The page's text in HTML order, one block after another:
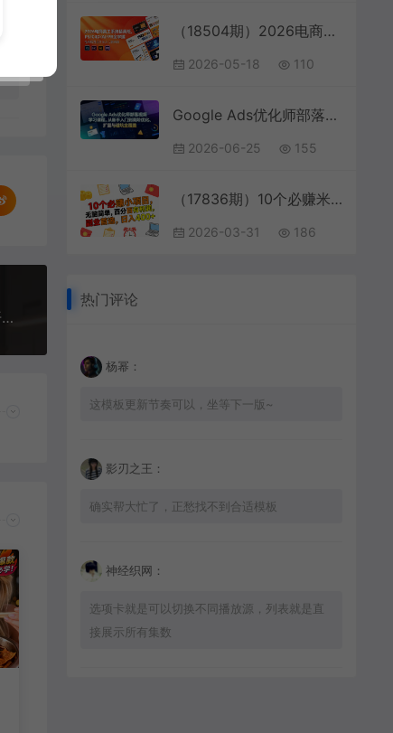
（17134期）从0到年入百万：超级个体实战心得公开，个人IP×精准引流×成交系统全拆解
（18504期）2026电商美工系统精英班，PS/C4D/AI/PR全掌握，电商视觉设计从入门到高阶
2026-05-18 110
Google Ads优化师部落视频学习课程，从新手入门到高阶优化、扩量与避坑全覆盖(更新2026)
2026-06-25 155
（17836期）10个必赚米的小项目，百分百有利润，无脑简单，副业首选，日入400+
2026-03-31 186
热门评论
杨幂：
这模板更新节奏可以，坐等下一版~
影刃之王：
确实帮大忙了，正愁找不到合适模板
神经织网：
选项卡就是可以切换不同播放源，列表就是直
接展示所有集数